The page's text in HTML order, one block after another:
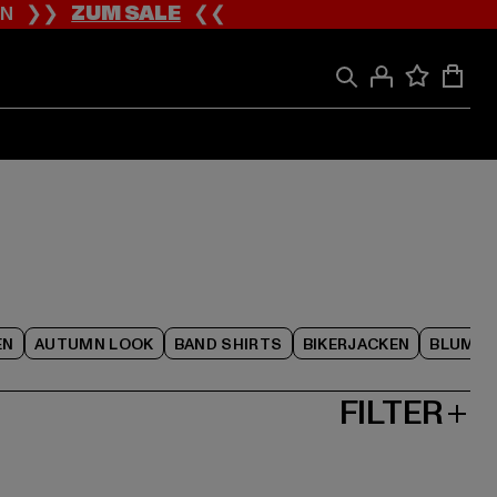
❯❯ZUM SALE❮❮
AUTUMN LOOK BAND SHIRTS BIKERJACKEN
FILTER